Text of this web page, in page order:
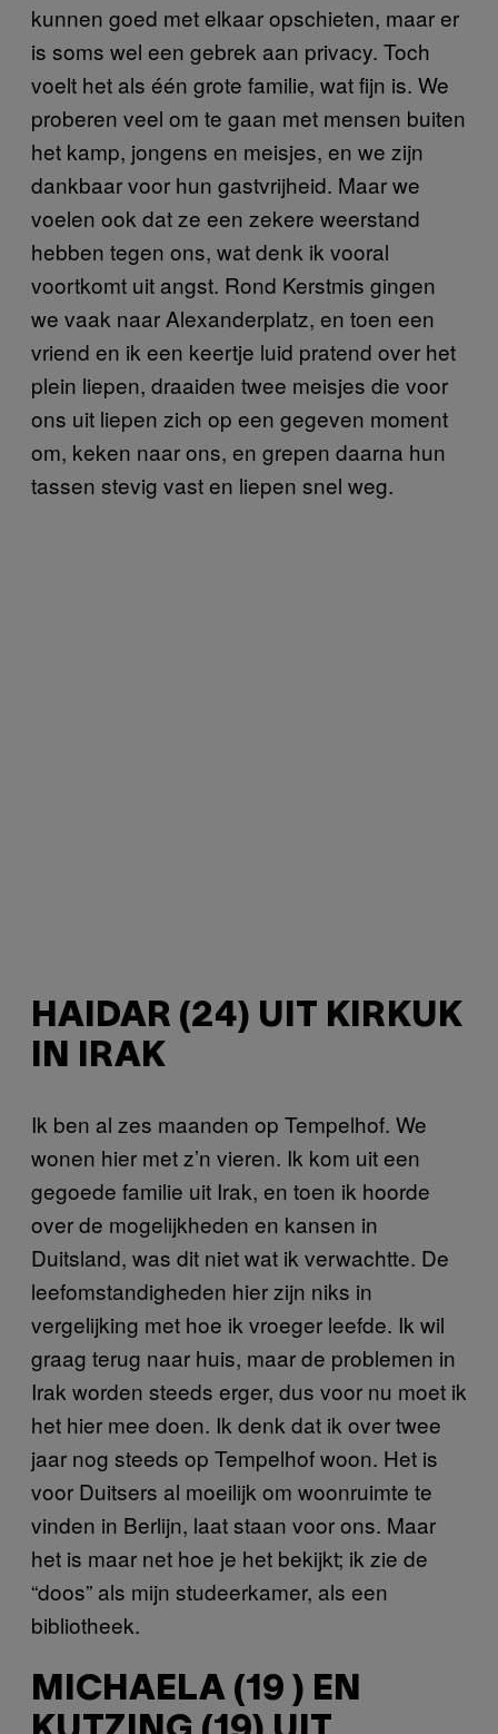
kunnen goed met elkaar opschieten, maar er
is soms wel een gebrek aan privacy. Toch
voelt het als één grote familie, wat fijn is. We
proberen veel om te gaan met mensen buiten
het kamp, jongens en meisjes, en we zijn
dankbaar voor hun gastvrijheid. Maar we
voelen ook dat ze een zekere weerstand
hebben tegen ons, wat denk ik vooral
voortkomt uit angst. Rond Kerstmis gingen
we vaak naar Alexanderplatz, en toen een
vriend en ik een keertje luid pratend over het
plein liepen, draaiden twee meisjes die voor
ons uit liepen zich op een gegeven moment
om, keken naar ons, en grepen daarna hun
tassen stevig vast en liepen snel weg.
HAIDAR (24) UIT KIRKUK
IN IRAK
Ik ben al zes maanden op Tempelhof. We
wonen hier met z’n vieren. Ik kom uit een
gegoede familie uit Irak, en toen ik hoorde
over de mogelijkheden en kansen in
Duitsland, was dit niet wat ik verwachtte. De
leefomstandigheden hier zijn niks in
vergelijking met hoe ik vroeger leefde. Ik wil
graag terug naar huis, maar de problemen in
Irak worden steeds erger, dus voor nu moet ik
het hier mee doen. Ik denk dat ik over twee
jaar nog steeds op Tempelhof woon. Het is
voor Duitsers al moeilijk om woonruimte te
vinden in Berlijn, laat staan voor ons. Maar
het is maar net hoe je het bekijkt; ik zie de
“doos” als mijn studeerkamer, als een
bibliotheek.
MICHAELA (19 ) EN